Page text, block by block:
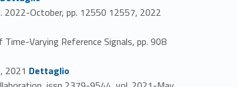
2022-October, pp. 12550 12557, 2022
Varying Reference Signals, pp. 908
2021 Link identifier #identifier_person_48585-39
Dettaglio